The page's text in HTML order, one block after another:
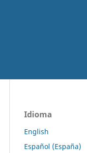
Idioma
English
Español (España)